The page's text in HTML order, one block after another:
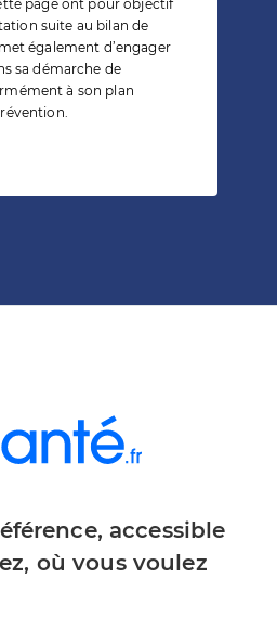
page ont pour objectif
suite au bilan de
également d’engager
sa démarche de
à son plan
accessible
où vous voulez